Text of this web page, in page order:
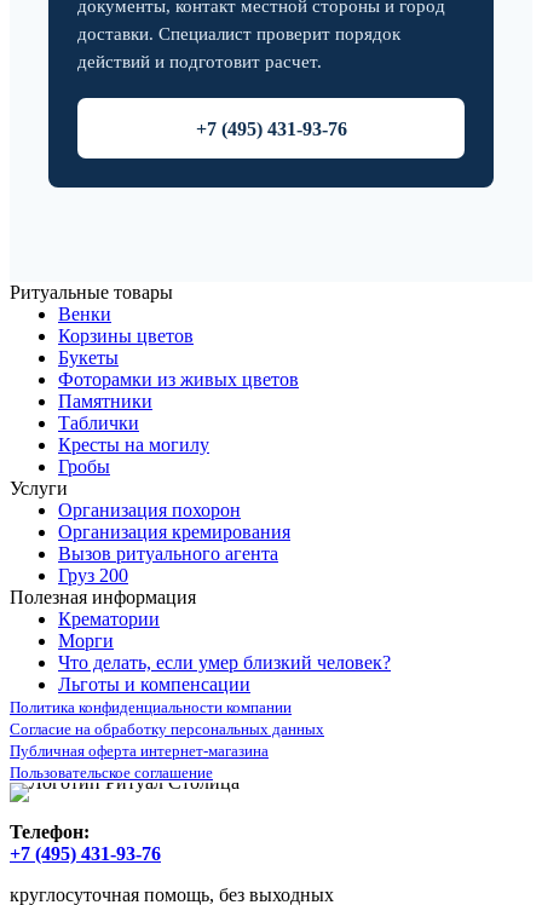
документы, контакт местной стороны и город
доставки. Специалист проверит порядок
действий и подготовит расчет.
+7 (495) 431-93-76
Ритуальные товары
Венки
Корзины цветов
Букеты
Фоторамки из живых цветов
Памятники
Таблички
Кресты на могилу
Гробы
Услуги
Организация похорон
Организация кремирования
Вызов ритуального агента
Груз 200
Полезная информация
Крематории
Морги
Что делать, если умер близкий человек?
Льготы и компенсации
Политика конфиденциальности компании
Согласие на обработку персональных данных
Публичная оферта интернет-магазина
Пользовательское соглашение
Телефон:
+7 (495) 431-93-76
круглосуточная помощь, без выходных